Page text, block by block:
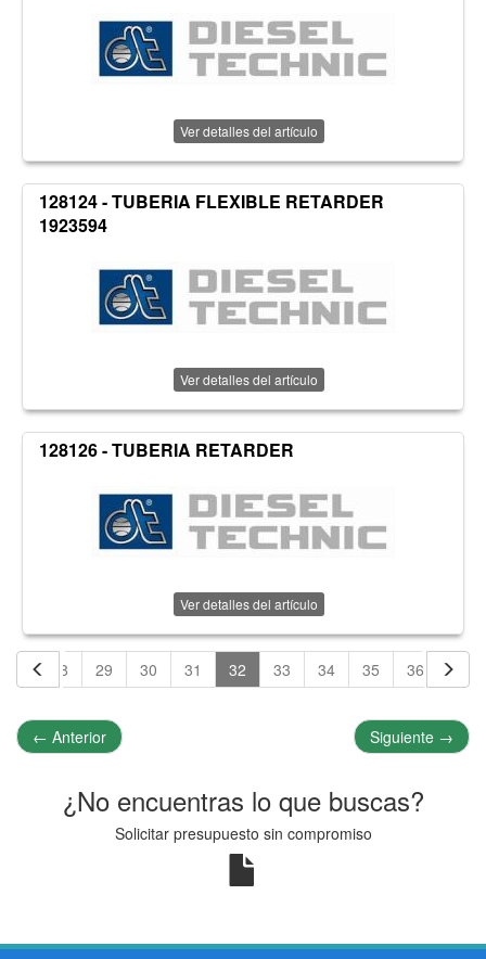
Ver detalles del artículo
128124 - TUBERIA FLEXIBLE RETARDER
1923594
Ver detalles del artículo
128126 - TUBERIA RETARDER
Ver detalles del artículo
28 29 30 31 32 33 34 35 36 37
← Anterior Siguiente →
¿No encuentras lo que buscas?
Solicitar presupuesto sin compromiso